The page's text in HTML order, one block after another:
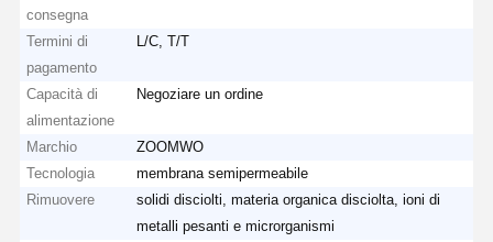
consegna
Termini di
pagamento
L/C, T/T
Capacità di
alimentazione
Negoziare un ordine
Marchio
ZOOMWO
Tecnologia
membrana semipermeabile
Rimuovere
solidi disciolti, materia organica disciolta, ioni di
metalli pesanti e microrganismi